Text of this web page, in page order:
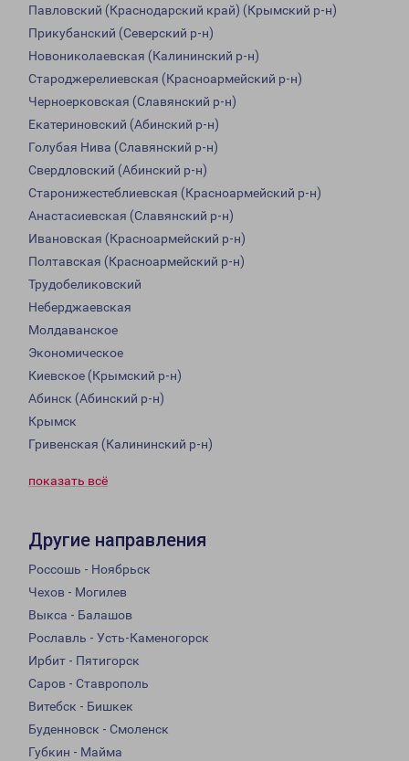
Павловский (Краснодарский край) (Крымский р-н)
Прикубанский (Северский р-н)
Новониколаевская (Калининский р-н)
Староджерелиевская (Красноармейский р-н)
Черноерковская (Славянский р-н)
Екатериновский (Абинский р-н)
Голубая Нива (Славянский р-н)
Свердловский (Абинский р-н)
Старонижестеблиевская (Красноармейский р-н)
Анастасиевская (Славянский р-н)
Ивановская (Красноармейский р-н)
Полтавская (Красноармейский р-н)
Трудобеликовский
Неберджаевская
Молдаванское
Экономическое
Киевское (Крымский р-н)
Абинск (Абинский р-н)
Крымск
Гривенская (Калининский р-н)
показать всё
Другие направления
Россошь - Ноябрьск
Чехов - Могилев
Выкса - Балашов
Рославль - Усть-Каменогорск
Ирбит - Пятигорск
Саров - Ставрополь
Витебск - Бишкек
Буденновск - Смоленск
Губкин - Майма